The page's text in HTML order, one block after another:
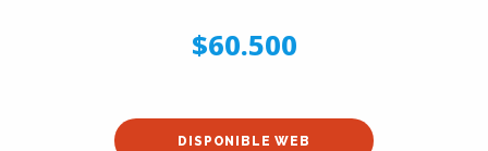
$60.500
DISPONIBLE WEB